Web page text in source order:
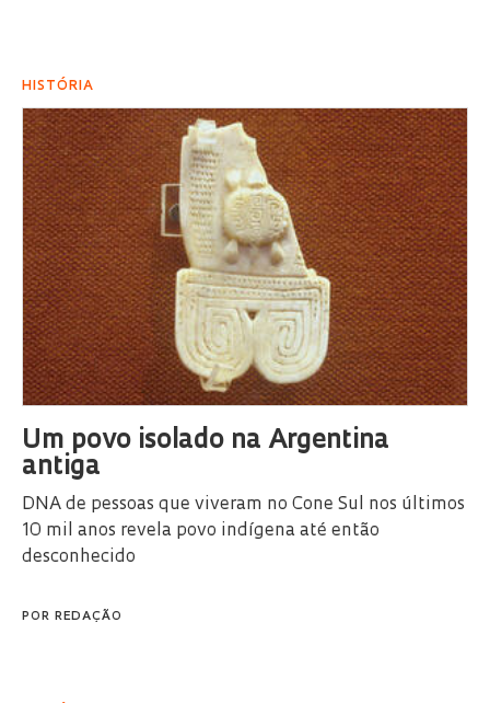
HISTÓRIA
Um povo isolado na Argentina
antiga
DNA de pessoas que viveram no Cone Sul nos últimos
10 mil anos revela povo indígena até então
desconhecido
POR REDAÇÃO